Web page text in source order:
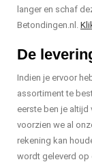
langer en schaf
Betondingen.nl.
De
Indien je ervoor
assortiment te
eerste ben je altijd
voorzien we al
rekening kan
wordt geleverd op